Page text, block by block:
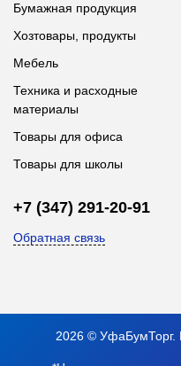
Бумажная продукция
Хозтовары, продукты
Мебель
Техника и расходные
материалы
Товары для офиса
Товары для школы
+7 (347) 291-20-91
Обратная связь
2026 © УфаБумТорг.